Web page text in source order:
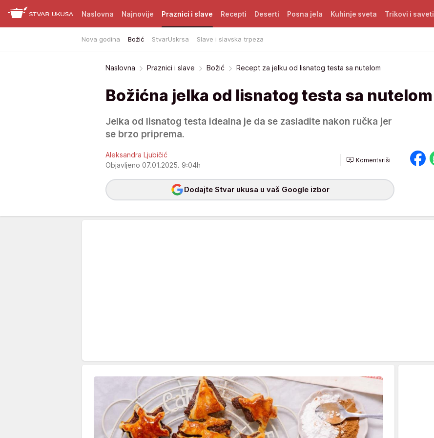
Naslovna Najnovije Praznici i slave
Nova godina Božić StvarUskrsa Slave i slavska trpeza
Recepti Deserti Posna jela Kuhinje sveta Trikovi i saveti
Naslovna Praznici i slave Božić Recept za jelku od lisnatog testa sa nutelom
Božićna jelka od lisnatog testa sa nutelom
Jelka od lisnatog testa idealna je da se zasladite nakon ručka jer
se brzo priprema.
Aleksandra Ljubičić
Objavljeno 07.01.2025. 9:04h
Komentariši
Dodajte Stvar ukusa u vaš Google izbor